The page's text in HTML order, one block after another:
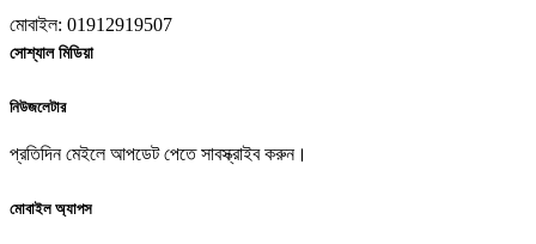
মোবাইল: 01912919507
সোশ্যাল মিডিয়া
নিউজলেটার
প্রতিদিন মেইলে আপডেট পেতে সাবস্ক্রাইব করুন।
মোবাইল অ্যাপস